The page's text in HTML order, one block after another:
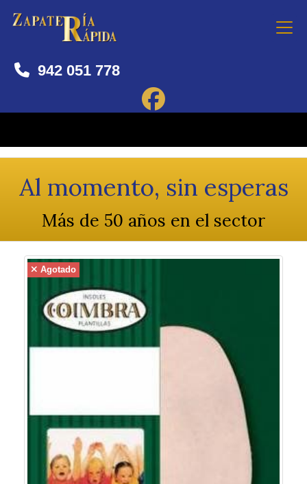
942 051 778
Al momento, sin esperas
Más de 50 años en el sector
Agotado